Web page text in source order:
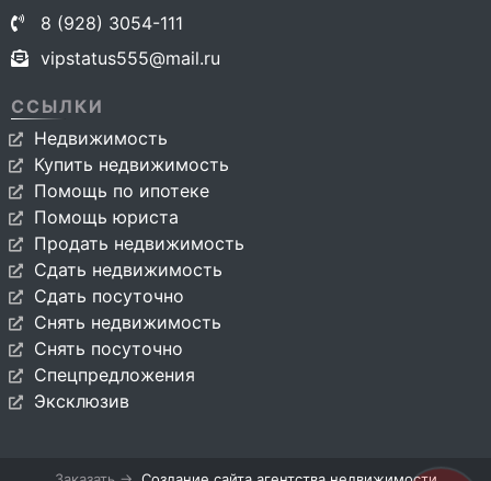
8 (928) 3054-111
vipstatus555@mail.ru
ССЫЛКИ
Недвижимость
Купить недвижимость
Помощь по ипотеке
Помощь юриста
Продать недвижимость
Сдать недвижимость
Сдать посуточно
Снять недвижимость
Снять посуточно
Спецпредложения
Эксклюзив